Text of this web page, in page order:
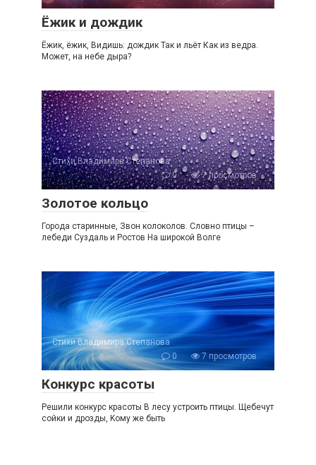
Ёжик и дождик
Ёжик, ёжик, Видишь: дождик Так и льёт Как из ведра.
Может, на небе дыра?
Стихи Владимира Степанова
0
7 просмотров
Золотое кольцо
Города старинные, Звон колоколов. Словно птицы –
лебеди Суздаль и Ростов На широкой Волге
Стихи Владимира Степанова
0
7 просмотров
Конкурс красоты
Решили конкурс красоты В лесу устроить птицы. Щебечут
сойки и дрозды, Kому же быть